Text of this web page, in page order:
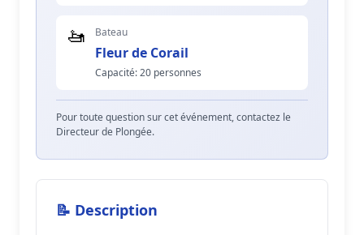
🚤 Bateau
Fleur de Corail
Capacité: 20 personnes
Pour toute question sur cet événement, contactez le
Directeur de Plongée.
📝 Description